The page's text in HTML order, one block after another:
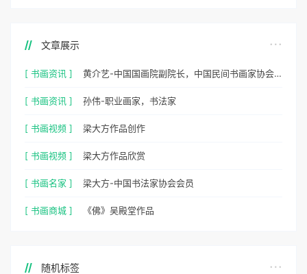
文章展示
[ 书画资讯 ] 黄介艺-中国国画院副院长，中国民间书画家协会副主席
[ 书画资讯 ] 孙伟-职业画家，书法家
[ 书画视频 ] 梁大方作品创作
[ 书画视频 ] 梁大方作品欣赏
[ 书画名家 ] 梁大方-中国书法家协会会员
[ 书画商城 ] 《佛》吴殿堂作品
随机标签